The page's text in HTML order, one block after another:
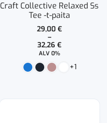
Craft Collective Relaxed Ss
Tee -t-paita
29,00 €
–
32,26 €
Hintaluokka:
29,00 €
ALV 0%
+1